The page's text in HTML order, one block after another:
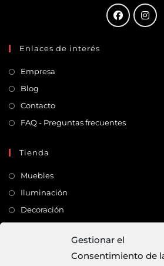
Gestionar el
Consentimiento de
Enlaces de interés
Empresa
Blog
Contacto
FAQ - Preguntas frecuentes
Tienda
Muebles
Iluminación
Decoración